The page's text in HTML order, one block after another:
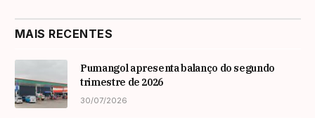
MAIS RECENTES
Pumangol apresenta balanço do segundo
trimestre de 2026
30/07/2026